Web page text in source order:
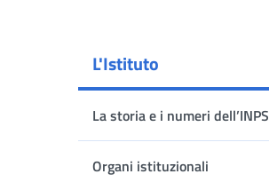
L'Istituto
La storia e i numeri dell’INPS
Organi istituzionali